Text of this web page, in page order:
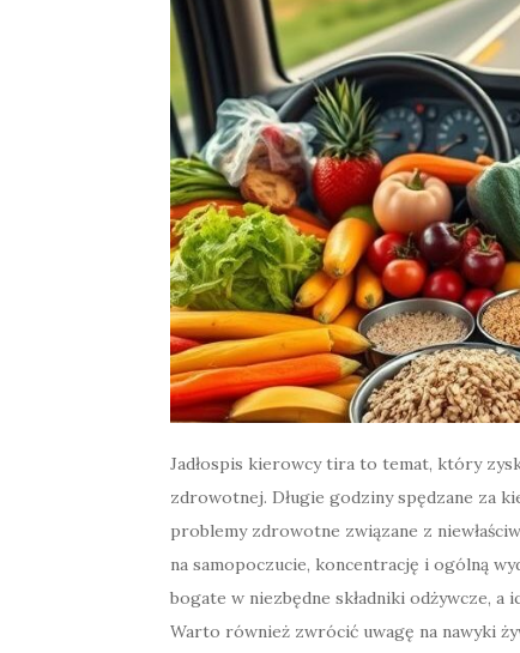
Jadłospis kierowcy tira to temat, który
zdrowotnej. Długie godziny spędzane za
problemy zdrowotne związane z
na samopoczucie, koncentrację i ogólną
bogate w niezbędne składniki odżywcze,
Warto również zwrócić uwagę na nawyki